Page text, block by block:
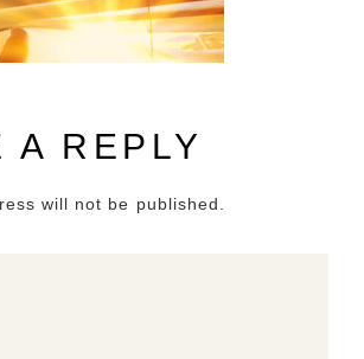
A REPLY
will not be published.